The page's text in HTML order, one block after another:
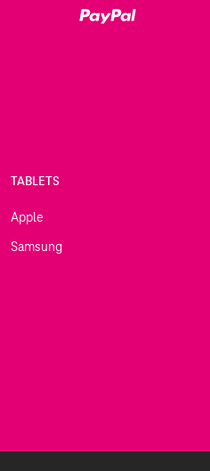
TABLETS
Apple
Samsung